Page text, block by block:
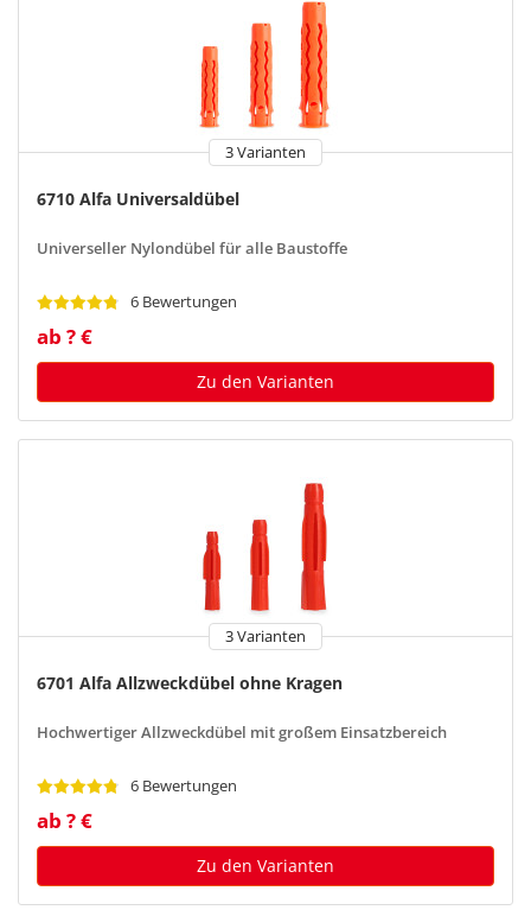
3 Varianten
6710 Alfa Universaldübel
Universeller Nylondübel für alle Baustoffe
6 Bewertungen
ab ? €
Zu den Varianten
3 Varianten
6701 Alfa Allzweckdübel ohne Kragen
Hochwertiger Allzweckdübel mit großem Einsatzbereich
6 Bewertungen
ab ? €
Zu den Varianten